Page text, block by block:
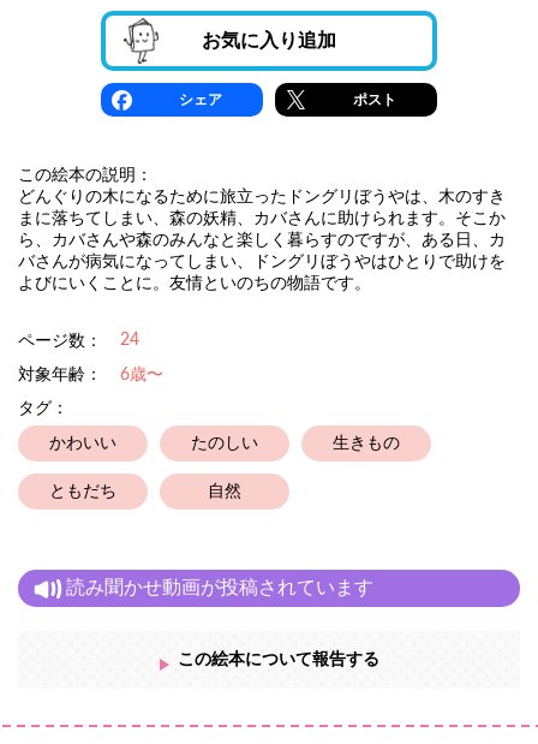
お気に入り追加
シェア ポスト
この絵本の説明：
どんぐりの木になるために旅立ったドングリぼうやは、木のすき
まに落ちてしまい、森の妖精、カバさんに助けられます。そこか
ら、カバさんや森のみんなと楽しく暮らすのですが、ある日、カ
バさんが病気になってしまい、ドングリぼうやはひとりで助けを
よびにいくことに。友情といのちの物語です。
ページ数： 24
対象年齢：
6歳〜
タグ：
かわいい たのしい 生きもの
ともだち 自然
読み聞かせ動画が投稿されています
この絵本について報告する